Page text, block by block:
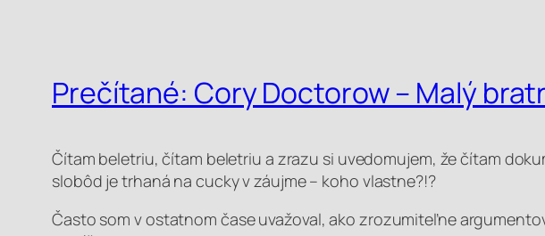
Prečítané: Cory Doctorow – Malý bratr
Čítam beletriu, čítam beletriu a zrazu si uvedomujem, že čítam
slobôd je trhaná na cucky v záujme – koho vlastne?!?
Často som v ostatnom čase uvažoval, ako zrozumiteľne